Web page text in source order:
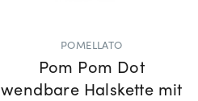
POMELLATO
Pom Pom Dot
wendbare Halskette mit